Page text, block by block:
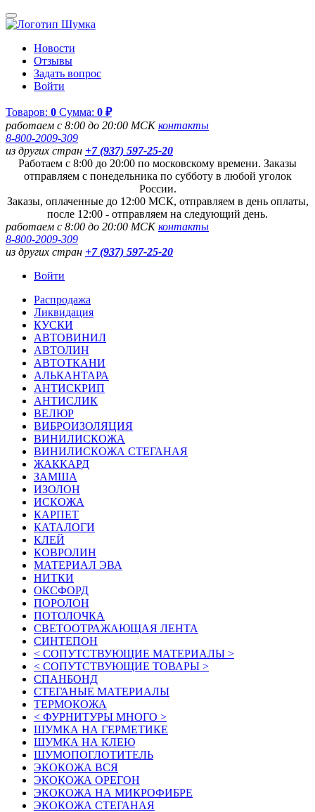
Новости
Отзывы
Задать вопрос
Войти
Товаров: 0 Сумма: 0 ₽
работаем с 8:00 до 20:00 МСКконтакты
8-800-2009-309
из других стран +7 (937) 597-25-20
Работаем с 8:00 до 20:00 по московскому времени. Заказы
отправляем с понедельника по субботу в любой уголок
России.
Заказы, оплаченные до 12:00 МСК, отправляем в день оплаты,
после 12:00 - отправляем на следующий день.
работаем с 8:00 до 20:00 МСКконтакты
8-800-2009-309
из других стран +7 (937) 597-25-20
Войти
Распродажа
Ликвидация
КУСКИ
АВТОВИНИЛ
АВТОЛИН
АВТОТКАНИ
АЛЬКАНТАРА
АНТИСКРИП
АНТИСЛИК
ВЕЛЮР
ВИБРОИЗОЛЯЦИЯ
ВИНИЛИСКОЖА
ВИНИЛИСКОЖА СТЕГАНАЯ
ЖАККАРД
ЗАМША
ИЗОЛОН
ИСКОЖА
КАРПЕТ
КАТАЛОГИ
КЛЕЙ
КОВРОЛИН
МАТЕРИАЛ ЭВА
НИТКИ
ОКСФОРД
ПОРОЛОН
ПОТОЛОЧКА
СВЕТООТРАЖАЮЩАЯ ЛЕНТА
СИНТЕПОН
< СОПУТСТВУЮЩИЕ МАТЕРИАЛЫ >
< СОПУТСТВУЮЩИЕ ТОВАРЫ >
СПАНБОНД
СТЕГАНЫЕ МАТЕРИАЛЫ
ТЕРМОКОЖА
< ФУРНИТУРЫ МНОГО >
ШУМКА НА ГЕРМЕТИКЕ
ШУМКА НА КЛЕЮ
ШУМОПОГЛОТИТЕЛЬ
ЭКОКОЖА ВСЯ
ЭКОКОЖА ОРЕГОН
ЭКОКОЖА НА МИКРОФИБРЕ
ЭКОКОЖА СТЕГАНАЯ